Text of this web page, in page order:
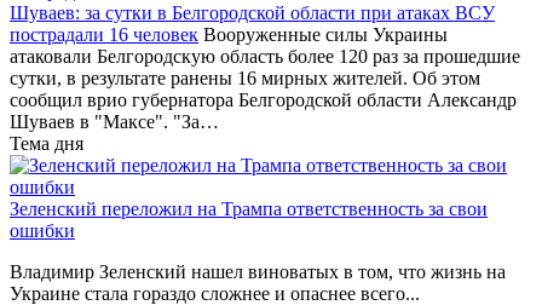
Шуваев: за сутки в Белгородской области при атаках ВСУ
пострадали 16 человек Вооруженные силы Украины
атаковали Белгородскую область более 120 раз за прошедшие
сутки, в результате ранены 16 мирных жителей. Об этом
сообщил врио губернатора Белгородской области Александр
Шуваев в "Максе". "За…
Тема дня
Зеленский переложил на Трампа ответственность за свои
ошибки
Владимир Зеленский нашел виноватых в том, что жизнь на
Украине стала гораздо сложнее и опаснее всего...